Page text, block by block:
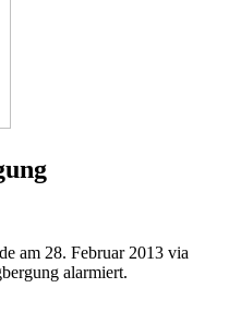
am 28. Februar 2013 via
alarmiert.